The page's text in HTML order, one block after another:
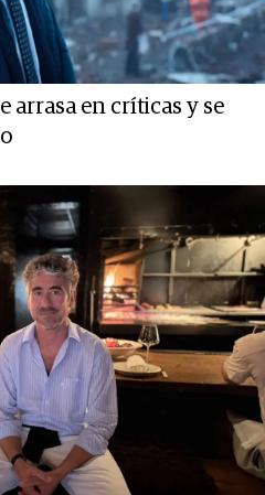
arrasa en críticas y se